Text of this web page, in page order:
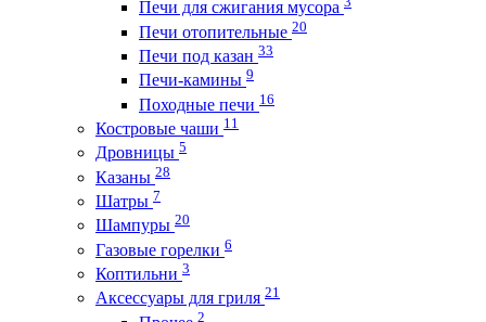
Печи для сжигания мусора
Печи отопительные 20
Печи под казан 33
Печи-камины 9
Походные печи 16
Костровые чаши 11
Дровницы 5
Казаны 28
Шатры 7
Шампуры 20
Газовые горелки 6
Коптильни 3
Аксессуары для гриля 21
2